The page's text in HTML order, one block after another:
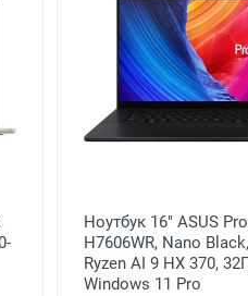
Ноутбук 16" ASUS
H7606WR, Nano
Ryzen AI 9 HX 370,
Windows 11 Pro